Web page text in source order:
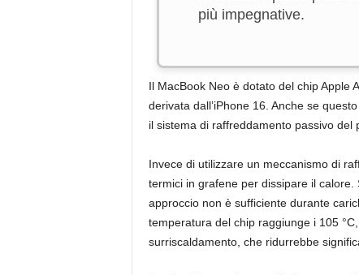
più impegnative.
Il MacBook Neo è dotato del chip Apple
derivata dall’iPhone 16. Anche se
il sistema di raffreddamento passivo del
Invece di utilizzare un meccanismo di
termici in grafene per dissipare il
approccio non è sufficiente durante
temperatura del chip raggiunge i 105
surriscaldamento, che ridurrebbe